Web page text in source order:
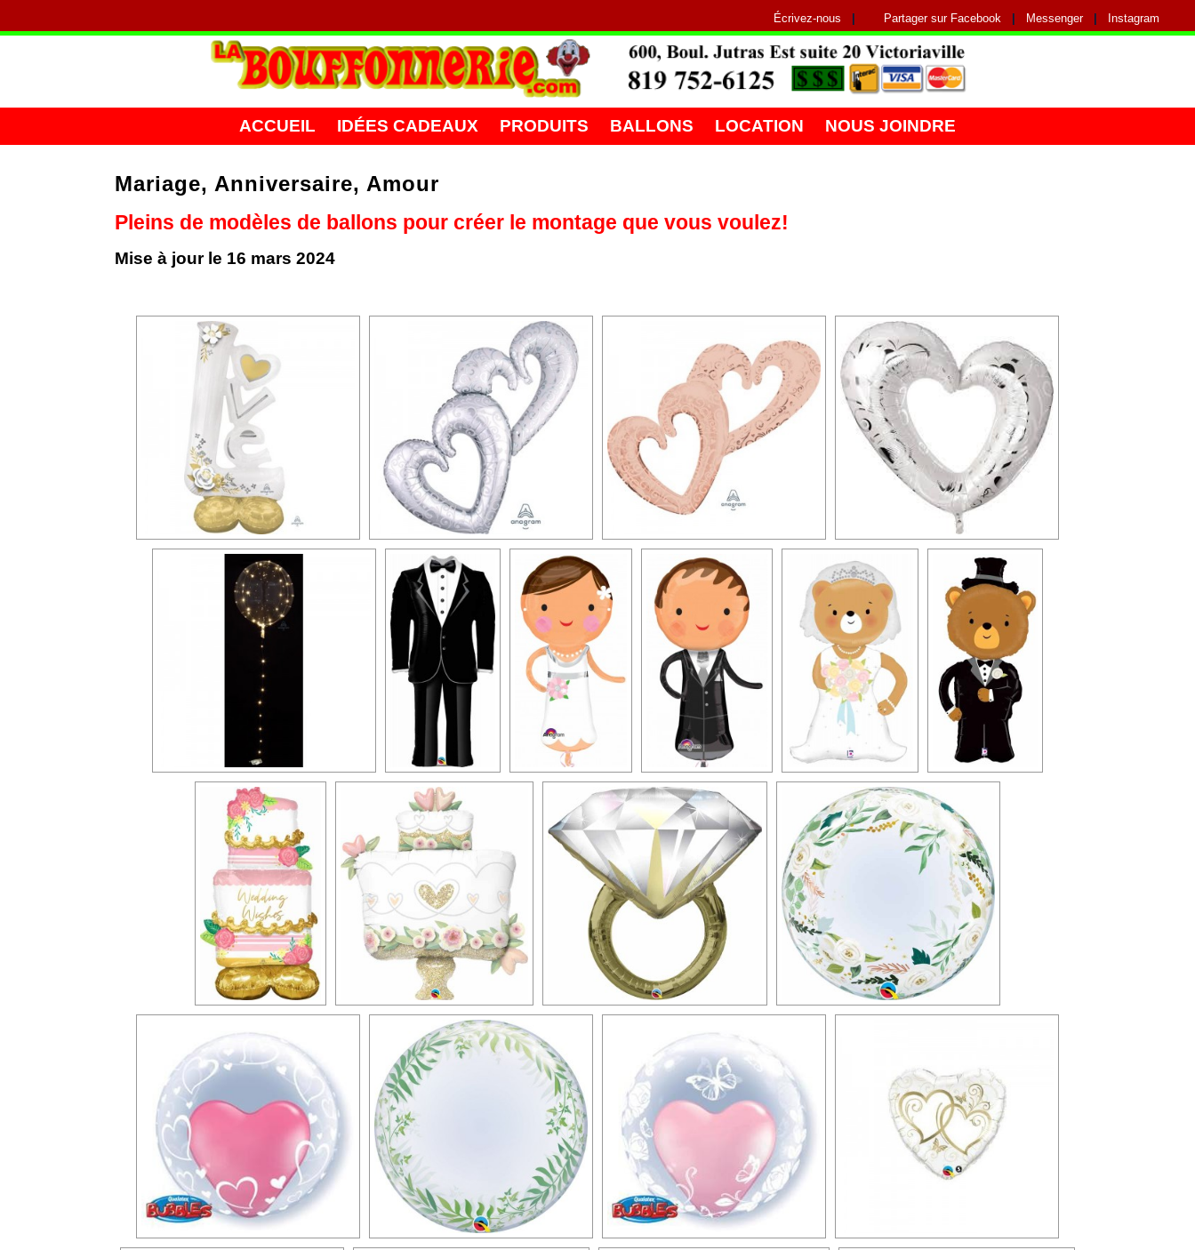
Écrivez-nous Partager sur Facebook Messenger Instagram
ACCUEIL IDÉES CADEAUX PRODUITS BALLONS LOCATION NOUS JOINDRE
Mariage, Anniversaire, Amour
Pleins de modèles de ballons pour créer le montage que vous voulez!
Mise à jour le 16 mars 2024